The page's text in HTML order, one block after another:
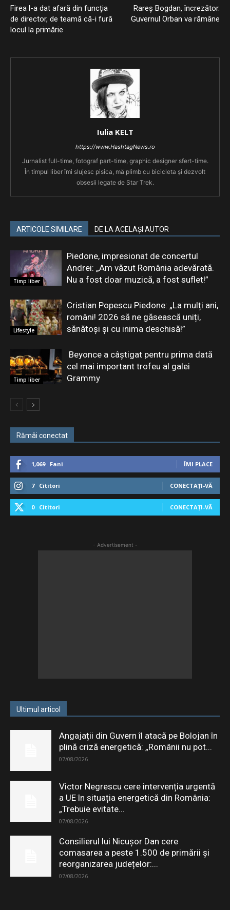
Firea l-a dat afară din funcția
de director, de teamă că-i fură
locul la primărie
Rareș Bogdan, încrezător.
Guvernul Orban va rămâne
Iulia KELT
https://www.HashtagNews.ro
Jurnalist full-time, fotograf part-time, graphic designer sfert-time.
În timpul liber îmi slujesc pisica, mă plimb cu bicicleta și dezvolt
obsesii legate de Star Trek.
ARTICOLE SIMILARE DE LA ACELAȘI AUTOR
Timp liber
Piedone, impresionat de concertul
Andrei: „Am văzut România adevărată.
Nu a fost doar muzică, a fost suflet!”
Lifestyle
Cristian Popescu Piedone: „La mulți ani,
români! 2026 să ne găsească uniți,
sănătoși și cu inima deschisă!”
Timp liber
Beyonce a câștigat pentru prima dată
cel mai important trofeu al galei
Grammy
Rămâi conectat
1,069 Fani ÎMI PLACE
7 Cititori CONECTAȚI-VĂ
0 Cititori CONECTAȚI-VĂ
- Advertisement -
Ultimul articol
Angajații din Guvern îl atacă pe Bolojan în
plină criză energetică: „Românii nu pot...
07/08/2026
Victor Negrescu cere intervenția urgentă
a UE în situația energetică din România:
„Trebuie evitate...
07/08/2026
Consilierul lui Nicușor Dan cere
comasarea a peste 1.500 de primării și
reorganizarea județelor:...
07/08/2026